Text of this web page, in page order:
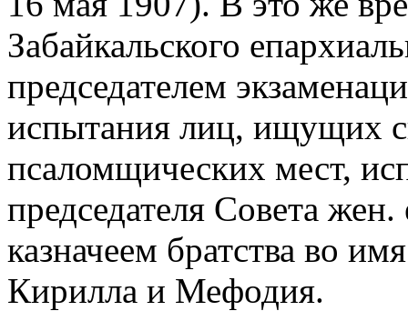
Забайкальского
председателем
испытания лиц, ищущих
псаломщических мест,
председателя Совета
казначеем братства во
Кирилла и Мефодия.